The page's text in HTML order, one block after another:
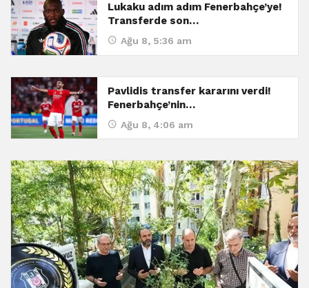
Lukaku adım adım Fenerbahçe’ye!
Transferde son…
Ağu 8, 5:36 am
Pavlidis transfer kararını verdi!
Fenerbahçe’nin…
Ağu 8, 4:06 am